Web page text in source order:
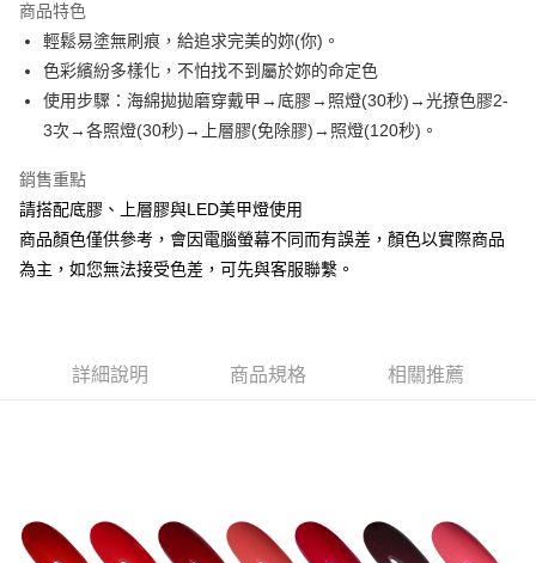
合作金庫商業銀行
華南商業銀行
彰化商業銀行
上海商業儲蓄銀行
台北富邦商業銀行
國泰世華商業銀行
兆豐國際商業銀行
臺灣中小企業銀行
台中商業銀行
聯邦商業銀行
元大商業銀行
永豐商業銀行
台新國際商業銀行
中國信託商業銀行
台灣樂天信用卡公司
6 期 0 利率 每期
華南商業銀行
彰化商業銀行
上海商業儲蓄銀行
台北富邦商業銀行
國泰世華商業銀行
兆豐國際商業銀行
匯豐（台灣）商業銀行
聯邦商業銀行
遠東國際商業銀行
元大商業銀行
永豐商業銀行
玉山商業銀行
星展（台灣）商業銀行
超商取貨付款
LINE Pay
街口支付
悠遊付
AFTEE先享後付
３．安心：先確認商品／服務後，再付款。
運送方式
商品特色
輕鬆易塗無刷痕，給追求完美的妳(你)。
色彩繽紛多樣化，不怕找不到屬於妳的命定色
使用步驟：海綿拋拋磨穿戴甲→底膠→照燈(30秒)→光撩色膠2-
3次→各照燈(30秒)→上層膠(免除膠)→照燈(120秒)。
銷售重點
請搭配底膠、上層膠與LED美甲燈使用
商品顏色僅供參考，會因電腦螢幕不同而有誤差，顏色以實際商品
為主，如您無法接受色差，可先與客服聯繫。
詳細說明 商品規格 相關推薦